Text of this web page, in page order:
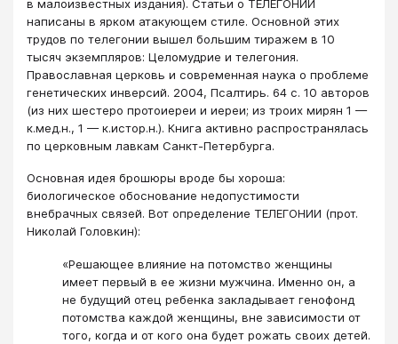
в малоизвестных издания). Статьи о ТЕЛЕГОНИИ
написаны в ярком атакующем стиле. Основной этих
трудов по телегонии вышел большим тиражем в 10
тысяч экземпляров: Целомудрие и телегония.
Православная церковь и современная наука о проблеме
генетических инверсий. 2004, Псалтирь. 64 с. 10 авторов
(из них шестеро протоиереи и иереи; из троих мирян 1 —
к.мед.н., 1 — к.истор.н.). Книга активно распространялась
по церковным лавкам Санкт-Петербурга.
Основная идея брошюры вроде бы хороша:
биологическое обоснование недопустимости
внебрачных связей. Вот определение ТЕЛЕГОНИИ (прот.
Николай Головкин):
«Решающее влияние на потомство женщины
имеет первый в ее жизни мужчина. Именно он, а
не будущий отец ребенка закладывает генофонд
потомства каждой женщины, вне зависимости от
того, когда и от кого она будет рожать своих детей.